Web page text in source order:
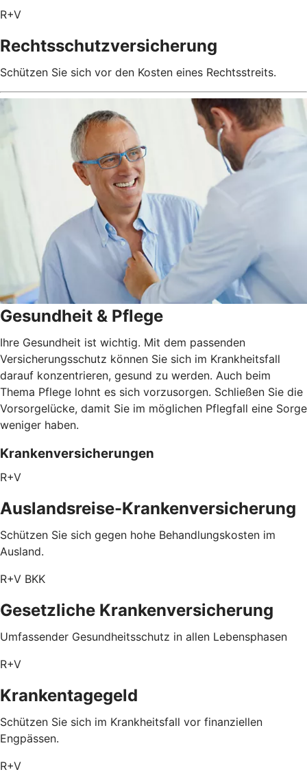
R+V
Rechtsschutzversicherung
Schützen Sie sich vor den Kosten eines Rechtsstreits.
Gesundheit & Pflege
Ihre Gesundheit ist wichtig. Mit dem passenden
Versicherungsschutz können Sie sich im Krankheitsfall
darauf konzentrieren, gesund zu werden. Auch beim
Thema Pflege lohnt es sich vorzusorgen. Schließen Sie die
Vorsorgelücke, damit Sie im möglichen Pflegfall eine Sorge
weniger haben.
Krankenversicherungen
R+V
Auslandsreise-Krankenversicherung
Schützen Sie sich gegen hohe Behandlungskosten im
Ausland.
R+V BKK
Gesetzliche Krankenversicherung
Umfassender Gesundheitsschutz in allen Lebensphasen
R+V
Krankentagegeld
Schützen Sie sich im Krankheitsfall vor finanziellen
Engpässen.
R+V